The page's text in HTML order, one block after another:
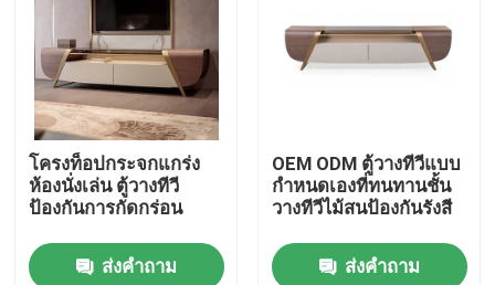
รายชื่อผู้ติดต่อ
ผลิตภัณฑ์
เฟอร์นิเจอร์ในบ้าน
เฟอร์นิเจอร์ห้องนั่งเล่น
โครงท็อปกระจกแกร่ง
ห้องนั่งเล่น ตู้วางทีวี
ป้องกันการกัดกร่อน
ส่งคำถาม
OEM ODM ตู้วางทีวีแบบ
กำหนดเองที่ทนทานชั้น
วางทีวีไม้สนป้องกันรังสี
ส่งคำถาม